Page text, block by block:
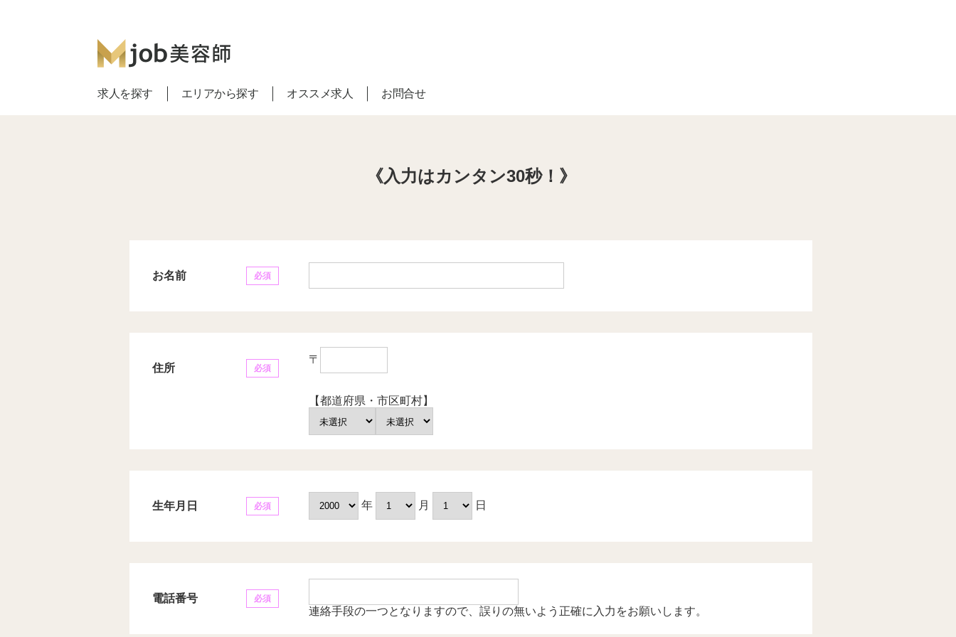
求人を探す エリアから探す オススメ求人 お問合せ
《入力はカンタン30秒！》
お名前 必須
住所 必須
〒
【都道府県・市区町村】
生年月日 必須 年 月 日
電話番号 必須
連絡手段の一つとなりますので、誤りの無いよう正確に入力をお願いします。